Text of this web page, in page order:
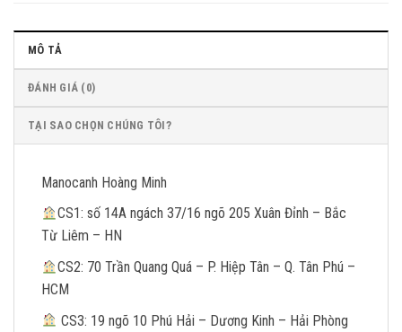
MÔ TẢ
ĐÁNH GIÁ (0)
TẠI SAO CHỌN CHÚNG TÔI?
Manocanh Hoàng Minh
CS1: số 14A ngách 37/16 ngõ 205 Xuân Đỉnh – Bắc
Từ Liêm – HN
CS2: 70 Trần Quang Quá – P. Hiệp Tân – Q. Tân Phú –
HCM
CS3: 19 ngõ 10 Phú Hải – Dương Kinh – Hải Phòng